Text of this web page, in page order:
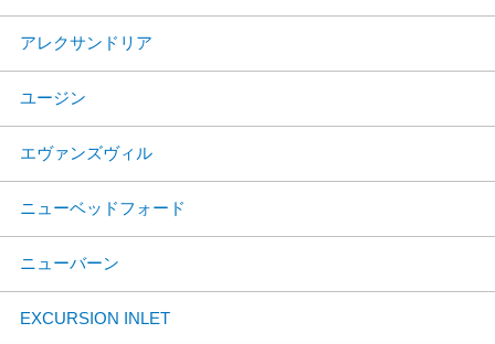
アレクサンドリア
ユージン
エヴァンズヴィル
ニューベッドフォード
ニューバーン
EXCURSION INLET